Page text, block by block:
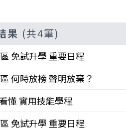
果 (共4筆)
免試升學 重要日程
何時放榜 聲明放棄？
懂 實用技能學程
免試升學 重要日程